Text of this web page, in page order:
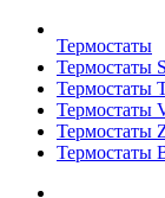
Термостаты
Термостаты
Термостаты
Термостаты
Термостаты
Термостаты